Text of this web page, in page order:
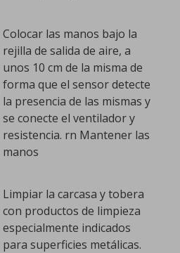
Colocar las manos bajo la
rejilla de salida de aire, a
unos 10 cm de la misma de
forma que el sensor detecte
la presencia de las mismas y
se conecte el ventilador y
resistencia. rn Mantener las
manos
Limpiar la carcasa y tobera
con productos de limpieza
especialmente indicados
para superficies metálicas.